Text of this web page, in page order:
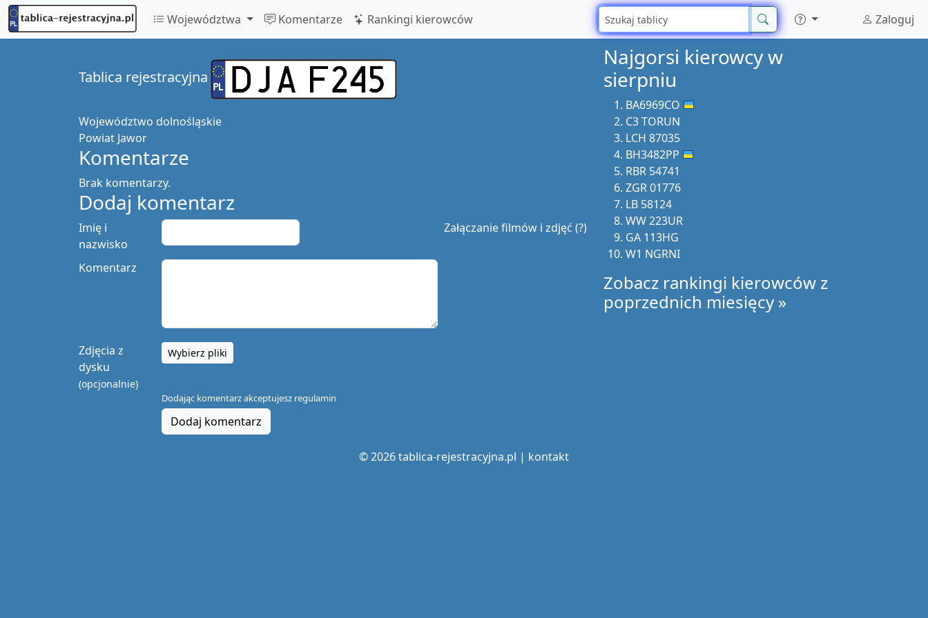
Województwa Komentarze Rankingi kierowców Zaloguj
Tablica rejestracyjna
Województwo dolnośląskie
Powiat Jawor
Komentarze
Brak komentarzy.
Dodaj komentarz
Załączanie filmów i zdjęć (?)
Imię i
nazwisko
Komentarz
Zdjęcia z
dysku
(opcjonalnie)
Wybierz pliki
Dodając komentarz akceptujesz regulamin
Dodaj komentarz
Najgorsi kierowcy w
sierpniu
BA6969CO
C3 TORUN
LCH 87035
BH3482PP
RBR 54741
ZGR 01776
LB 58124
WW 223UR
GA 113HG
W1 NGRNI
Zobacz rankingi kierowców z
poprzednich miesięcy »
© 2026 tablica-rejestracyjna.pl | kontakt